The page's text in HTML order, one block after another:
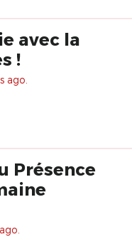
avec la
!
ago.
Présence